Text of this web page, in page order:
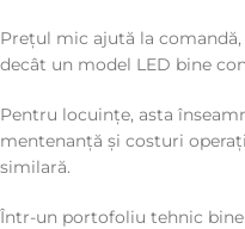
Prețul mic ajută la
decât un model LED bine
Pentru locuințe, asta
mentenanță și costuri
similară.
Într-un portofoliu tehnic bine